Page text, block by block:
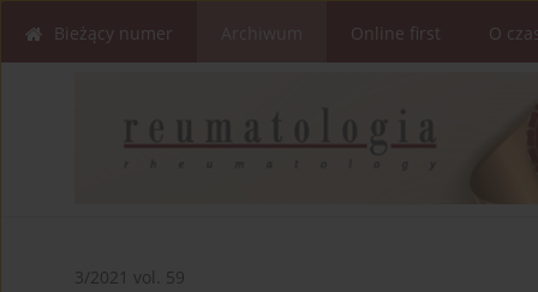
Bieżący numer Online first O
3/2021 vol. 59